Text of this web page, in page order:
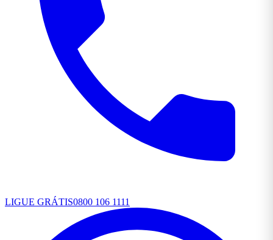
LIGUE GRÁTIS0800 106 1111